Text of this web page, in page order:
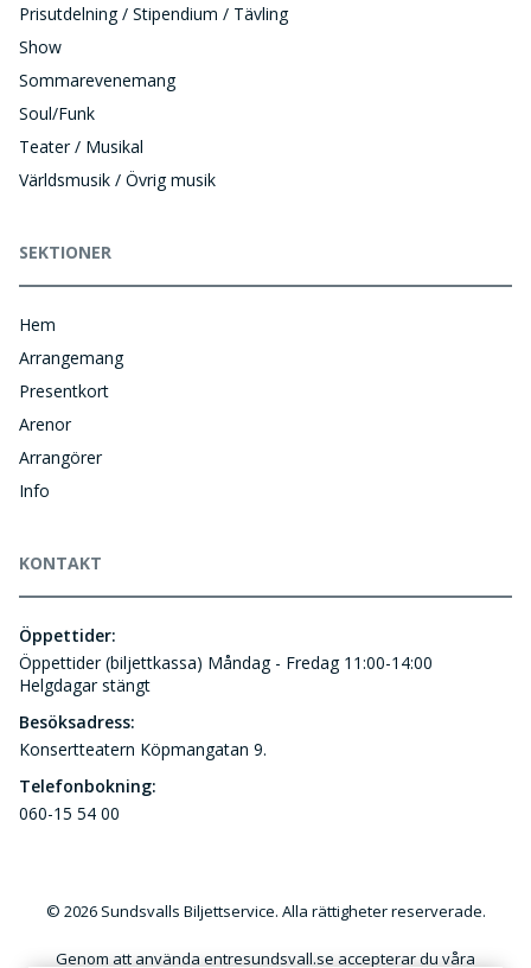
Prisutdelning / Stipendium / Tävling
Show
Sommarevenemang
Soul/Funk
Teater / Musikal
Världsmusik / Övrig musik
SEKTIONER
Hem
Arrangemang
Presentkort
Arenor
Arrangörer
Info
KONTAKT
Öppettider:
Öppettider (biljettkassa) Måndag - Fredag 11:00-14:00
Helgdagar stängt
Besöksadress:
Konsertteatern Köpmangatan 9.
Telefonbokning:
060-15 54 00
© 2026 Sundsvalls Biljettservice. Alla rättigheter reserverade.
Genom att använda entresundsvall.se accepterar du våra